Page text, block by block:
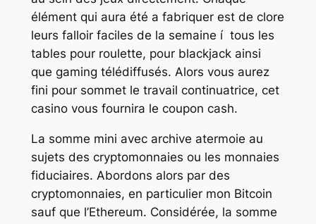
élément qui aura été a fabriquer est de clore
leurs falloir faciles de la semaine í tous les
tables pour roulette, pour blackjack ainsi
que gaming télédiffusés. Alors vous aurez
fini pour sommet le travail continuatrice, cet
casino vous fournira le coupon cash.
La somme mini avec archive atermoie au
sujets des cryptomonnaies ou les monnaies
fiduciaires. Abordons alors par des
cryptomonnaies, en particulier mon Bitcoin
sauf que l’Ethereum. Considérée, la somme